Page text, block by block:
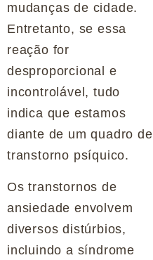
mudanças de cidade.
Entretanto, se essa
reação for
desproporcional e
incontrolável, tudo
indica que estamos
diante de um quadro de
transtorno psíquico.
Os transtornos de
ansiedade envolvem
diversos distúrbios,
incluindo a síndrome